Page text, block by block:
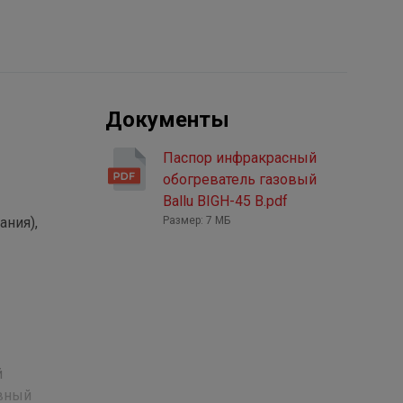
Документы
Паспор инфракрасный
обогреватель газовый
Ballu BIGH-45 B.pdf
Размер: 7 МБ